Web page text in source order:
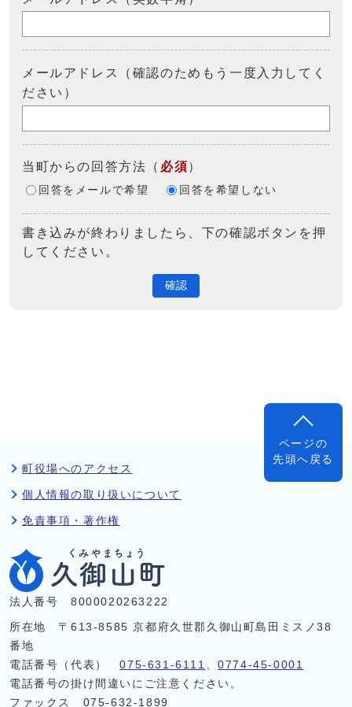
メールアドレス（確認のためもう一度入力してく
ださい）
当町からの回答方法 （ 必須）
回答をメールで希望 回答を希望しない
書き込みが終わりましたら、下の確認ボタンを押
してください。
確認
ページの
先頭へ戻る
町役場へのアクセス
個人情報の取り扱いについて
免責事項・著作権
法人番号 8000020263222
所在地 〒613-8585 京都府久世郡久御山町島田ミスノ38
番地
電話番号（代表）075-631-6111 、0774-45-0001
電話番号の掛け間違いにご注意ください。
ファックス 075-632-1899